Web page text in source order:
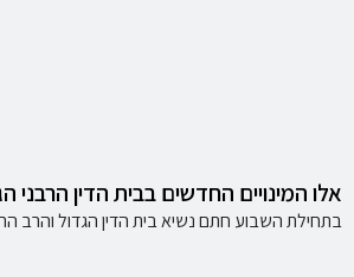
אלו המינויים החדשים בבית הדין הרבני
בתחילת השבוע חתם נשיא בית הדין הגדול והרב